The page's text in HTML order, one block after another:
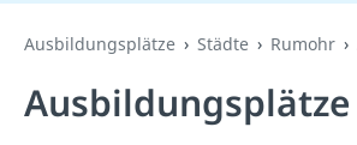
Ausbildungsplätze Städte Rumohr